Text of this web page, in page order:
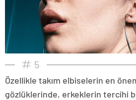
5
Özellikle takım elbiselerin en
gözlüklerinde, erkeklerin tercihi